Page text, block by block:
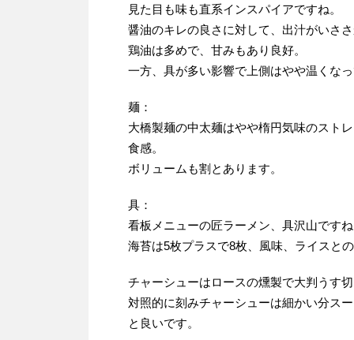
見た目も味も直系インスパイアですね。
醤油のキレの良さに対して、出汁がいさ
鶏油は多めで、甘みもあり良好。
一方、具が多い影響で上側はやや温くな
麺：
大橋製麺の中太麺はやや楕円気味のスト
食感。
ボリュームも割とあります。
具：
看板メニューの匠ラーメン、具沢山です
海苔は5枚プラスで8枚、風味、ライスと
チャーシューはロースの燻製で大判うす
対照的に刻みチャーシューは細かい分ス
と良いです。